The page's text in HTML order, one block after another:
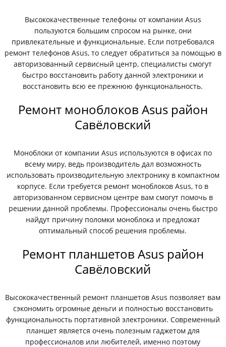
Высококачественные телефоны от компании Asus
пользуются большим спросом на рынке, они
привлекательные и функциональные. Если потребовался
ремонт телефонов Asus, то следует обратиться за помощью в
авторизованный сервисный центр, специалисты смогут
быстро восстановить работу данной электроники и
восстановить всю ее прежнюю функциональность.
Ремонт моноблоков Asus район
Савёловский
Моноблоки от компании Asus используются в офисах по
всему миру, ведь производитель дал возможность
использовать производительную электронику в компактном
корпусе. Если требуется ремонт моноблоков Asus, то в
авторизованном сервисном центре вам смогут помочь в
решении данной проблемы. Профессионалы очень быстро
найдут причину поломки моноблока и предложат
оптимальный способ решения проблемы.
Ремонт планшетов Asus район
Савёловский
Высококачественный ремонт планшетов Asus позволяет вам
сэкономить огромные деньги и полностью восстановить
функциональность портативной электроники. Современный
планшет является очень полезным гаджетом для
профессионалов или любителей, именно поэтому